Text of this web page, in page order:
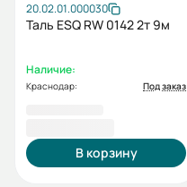
20.02.01.000030
Таль ESQ RW 0142 2т 9м
Наличие:
Краснодар: Под заказ
В корзину